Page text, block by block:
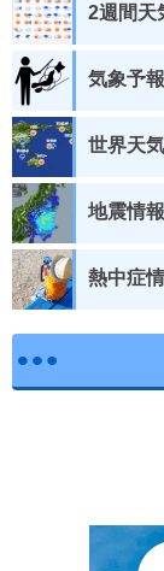
2週間天
気象予
世界天気
地震情報
熱中症